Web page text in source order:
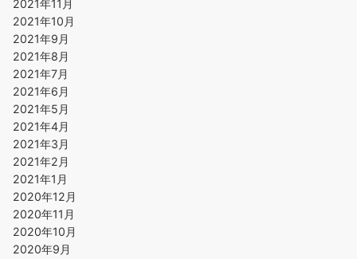
2021年11月
2021年10月
2021年9月
2021年8月
2021年7月
2021年6月
2021年5月
2021年4月
2021年3月
2021年2月
2021年1月
2020年12月
2020年11月
2020年10月
2020年9月